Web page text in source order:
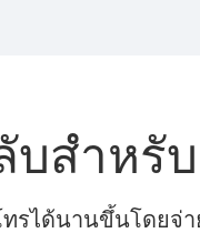
บสำหรั
รได้นานขึ้นโดยจ่